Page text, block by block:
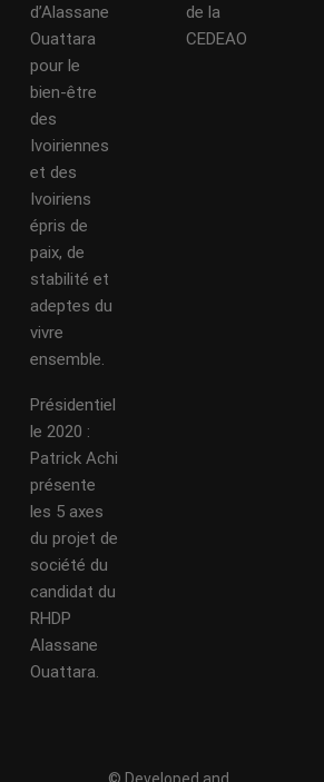
d’Alassane
Ouattara
pour le
bien-être
des
Ivoiriennes
et des
Ivoiriens
épris de
paix, de
stabilité et
adeptes du
vivre
ensemble.
Présidentiel
le 2020 :
Patrick Achi
présente
les 5 axes
du projet de
société du
candidat du
RHDP
Alassane
Ouattara.
de la
CEDEAO
© Developed and